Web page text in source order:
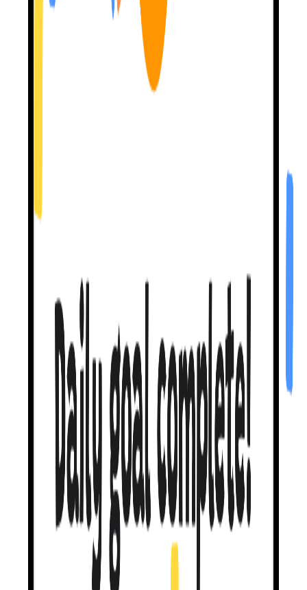
ग़लतियों कास्वागत है।
जब आप फिसलते हैं, मैं शर्मिंदा नहीं करती। मैं आपको सही तरफ़ हल्का इशारा
और फिर से कोशिश करने देती हूँ। कोई बड़ा लाल X नहीं। कोई दिल
नहीं खोते। Duolingo ग़लतियों पर सज़ा देता है। मैं ग़लतियाँ करने पर इनाम
हम असल में ऐसे ही सीखते हैं।
मेरा सिखाने का तरीका आपको 46% सेल्फ़-रिपेयर तक पहुँचाता है
आप अपनी ग़लतियाँ आधे से ज़्यादा बार ख़ुद पकड़ लेते हैं। दूसरी ऐप्स? लगभग
0%। मैं पीयर-रिव्यूड भाषा-विज्ञान शोध पर बनी हूँ। बस फीलिंग्स पर नहीं।
बात करते हैं उस बारे में जो आपको पसंद है।
मूवीज़, ट्रैवल, म्यूज़िक, किताबें — एक टॉपिक चुनिए, फिर मुझे अपनी आने
वाली ट्रिप, अपने पसंदीदा शो, उस एल्बम के बारे में बताइए जिसे आप बार-बार
सुन रहे हैं। आम पाठ भूल जाते हैं। निजी बातचीत याद रहती है।